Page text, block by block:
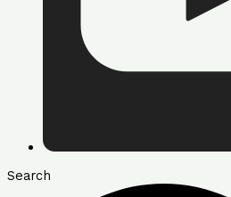
Search